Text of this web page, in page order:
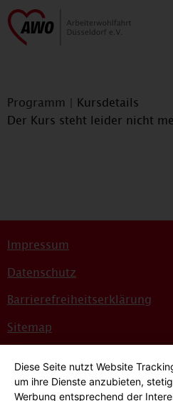
Programm
Kursdetails
Der Kurs steht leider nicht
Impressum
Datenschutz
Barrierefreiheitserklärung
Sitemap
Hinweisgeber*innensystem
Diese Seite nutzt Website
um ihre Dienste anzubieten,
Werbung entsprechend der